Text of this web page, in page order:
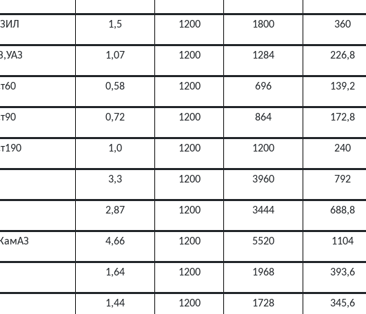
1,5 1200 1800 360
1,07 1200 1284 226,8
0,58 1200 696 139,2
0,72 1200 864 172,8
1,0 1200 1200 240
3,3 1200 3960 792
2,87 1200 3444 688,8
4,66 1200 5520 1104
1,64 1200 1968 393,6
1,44 1200 1728 345,6